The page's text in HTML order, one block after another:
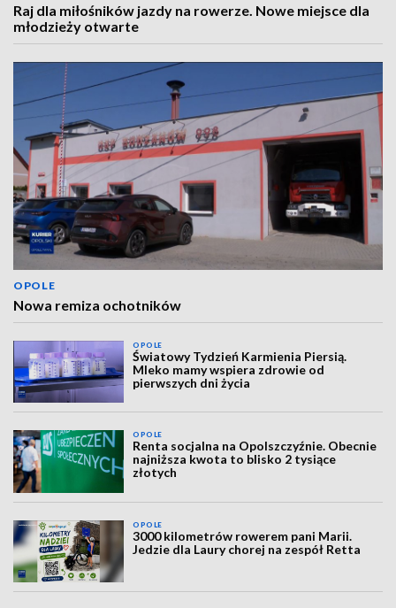
Raj dla miłośników jazdy na rowerze. Nowe miejsce dla
młodzieży otwarte
OPOLE
Nowa remiza ochotników
OPOLE
Światowy Tydzień Karmienia Piersią.
Mleko mamy wspiera zdrowie od
pierwszych dni życia
OPOLE
Renta socjalna na Opolszczyźnie. Obecnie
najniższa kwota to blisko 2 tysiące
złotych
OPOLE
3000 kilometrów rowerem pani Marii.
Jedzie dla Laury chorej na zespół Retta